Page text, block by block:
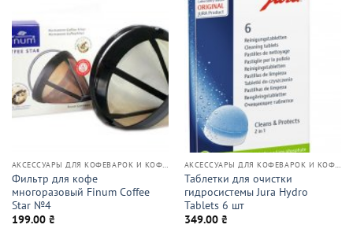
АКСЕССУАРЫ ДЛЯ КОФЕВАРОК И КОФЕМАШИН
Фильтр для кофе
многоразовый Finum Coffee
Star №4
199.00 ₴
АКСЕССУАРЫ ДЛЯ КОФЕВАРОК И КОФЕМАШИН
Таблетки для очистки
гидросистемы Jura Hydro
Tablets 6 шт
349.00 ₴